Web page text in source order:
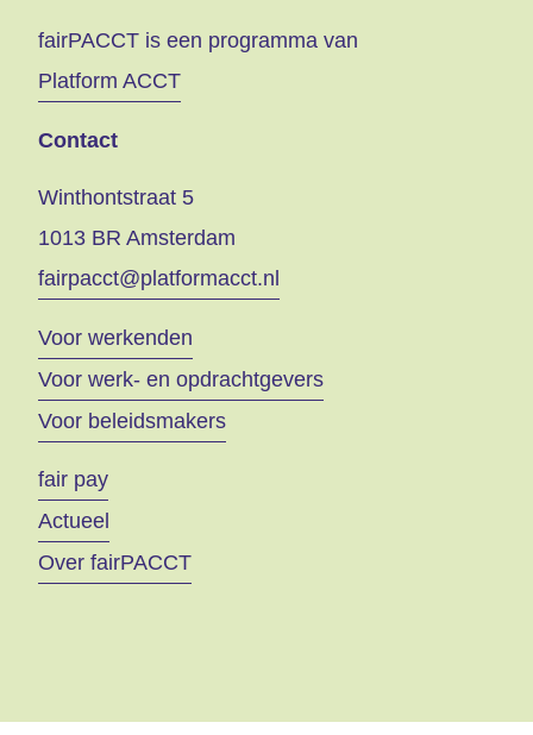
fairPACCT is een programma van
Platform ACCT
Contact
Winthontstraat 5
1013 BR Amsterdam
fairpacct@platformacct.nl
Voor werkenden
Voor werk- en opdrachtgevers
Voor beleidsmakers
fair pay
Actueel
Over fairPACCT